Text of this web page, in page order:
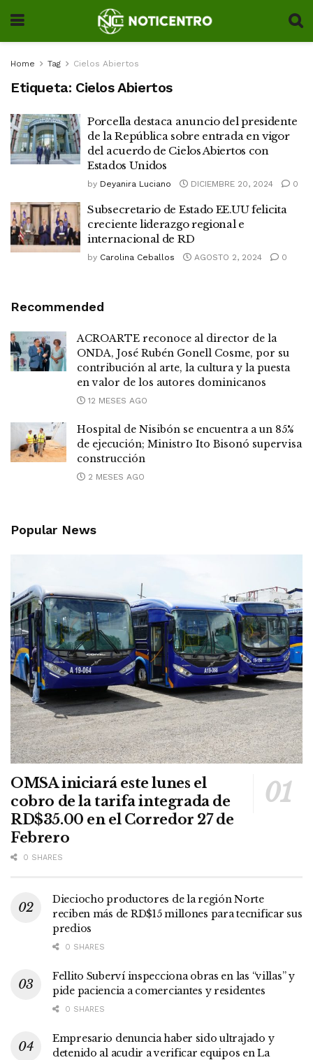
Home Tag Cielos Abiertos
Etiqueta: Cielos Abiertos
Porcella destaca anuncio del presidente
de la República sobre entrada en vigor
del acuerdo de Cielos Abiertos con
Estados Unidos
by Deyanira Luciano DICIEMBRE 20, 2024 0
Subsecretario de Estado EE.UU felicita
creciente liderazgo regional e
internacional de RD
by Carolina Ceballos AGOSTO 2, 2024 0
Recommended
ACROARTE reconoce al director de la
ONDA, José Rubén Gonell Cosme, por su
contribución al arte, la cultura y la puesta
en valor de los autores dominicanos
12 MESES AGO
Hospital de Nisibón se encuentra a un 85%
de ejecución; Ministro Ito Bisonó supervisa
construcción
2 MESES AGO
Popular News
OMSA iniciará este lunes el
cobro de la tarifa integrada de
RD$35.00 en el Corredor 27 de
Febrero
0 SHARES
Dieciocho productores de la región Norte
reciben más de RD$15 millones para tecnificar sus
predios
0 SHARES
Fellito Suberví inspecciona obras en las “villas” y
pide paciencia a comerciantes y residentes
0 SHARES
Empresario denuncia haber sido ultrajado y
detenido al acudir a verificar equipos en La